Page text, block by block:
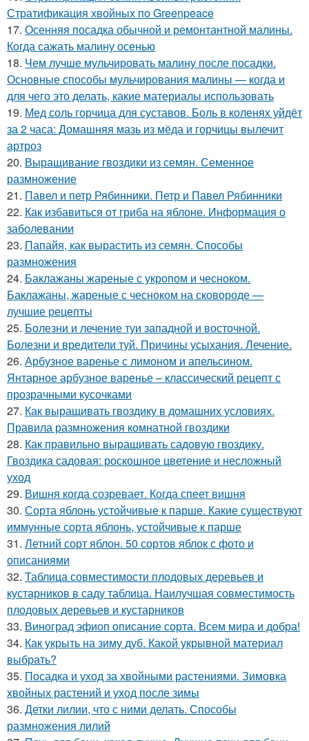
Стратификация хвойных по Greenpeace
17. Осенняя посадка обычной и ремонтантной малины.
Когда сажать малину осенью
18. Чем лучше мульчировать малину после посадки.
Основные способы мульчирования малины — когда и
для чего это делать, какие материалы использовать
19. Мед соль горчица для суставов. Боль в коленях уйдёт
за 2 часа: Домашняя мазь из мёда и горчицы вылечит
артроз
20. Выращивание гвоздики из семян. Семенное
размножение
21. Павел и петр Рябинники. Петр и Павел Рябинники
22. Как избавиться от гриба на яблоне. Информация о
заболевании
23. Папайя, как вырастить из семян. Способы
размножения
24. Баклажаны жареные с укропом и чесноком.
Баклажаны, жареные с чесноком на сковороде —
лучшие рецепты
25. Болезни и лечение туи западной и восточной.
Болезни и вредители туй. Причины усыхания. Лечение.
26. Арбузное варенье с лимоном и апельсином.
Янтарное арбузное варенье – классический рецепт с
прозрачными кусочками
27. Как выращивать гвоздику в домашних условиях.
Правила размножения комнатной гвоздики
28. Как правильно выращивать садовую гвоздику.
Гвоздика садовая: роскошное цветение и несложный
уход
29. Вишня когда созревает. Когда спеет вишня
30. Сорта яблонь устойчивые к парше. Какие существуют
иммунные сорта яблонь, устойчивые к парше
31. Летний сорт яблон. 50 сортов яблок с фото и
описаниями
32. Таблица совместимости плодовых деревьев и
кустарников в саду таблица. Наилучшая совместимость
плодовых деревьев и кустарников
33. Виноград эфиоп описание сорта. Всем мира и добра!
34. Как укрыть на зиму дуб. Какой укрывной материал
выбрать?
35. Посадка и уход за хвойными растениями. Зимовка
хвойных растений и уход после зимы
36. Детки лилии, что с ними делать. Способы
размножения лилий